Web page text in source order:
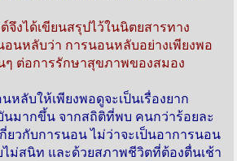
จึงได้เขียนสรุปไว้ในนิตยสารทาง
อนหลับว่า การนอนหลับอย่างเพียงพอ
ต่อการรักษาสุขภาพของสมอง
หลับให้เพียงพอดูจะเป็นเรื่องยาก
มากขึ้น จากสถิติที่พบ คนกว่าร้อยละ
ยวกับการนอน ไม่ว่าจะเป็นอาการนอน
ม่สนิท และด้วยสภาพชีวิตที่ต้องตื่นเช้า